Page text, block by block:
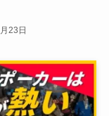
23日